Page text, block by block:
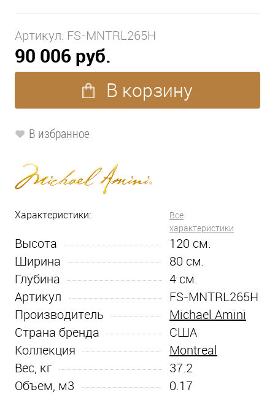
Артикул: FS-MNTRL265H
90 006 руб.
В корзину
В избранное
Характеристики:
Все
характеристики
Высота 120 см.
Ширина
80 см.
Глубина
4 см.
Артикул
FS-MNTRL265H
Производитель
Michael Amini
Страна бренда
США
Коллекция
Montreal
Вес, кг
37.2
Объем, м3
0.17